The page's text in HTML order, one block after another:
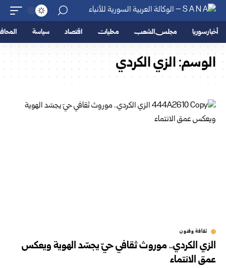
أخبار سوريا مجلس الشعب محليات اقتصاد سياسة
الوسم:الزي الكردي
ثقافة وفنون
الزي الكردي.. موروث ثقافي حيّ يجسّد الهوية ويعكس
عمق الانتماء